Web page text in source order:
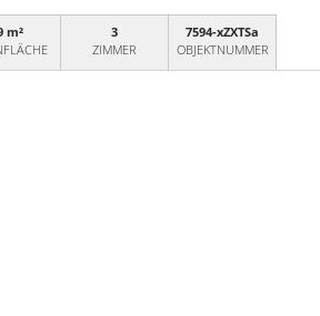
m²
3
ZIMMER
7594-xZXTSa
OBJEKTNUMMER